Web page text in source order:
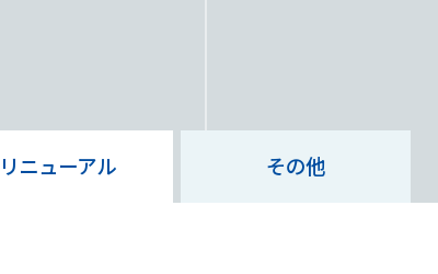
リニューアル その他